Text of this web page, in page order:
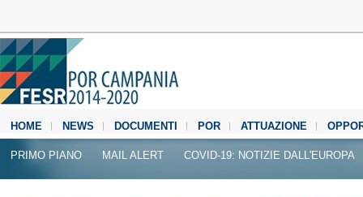
HOME NEWS DOCUMENTI POR ATTUAZIONE
MEDIA CENTER
PRIMO PIANO MAIL ALERT COVID-19: NOTIZIE DALL'EUROPA